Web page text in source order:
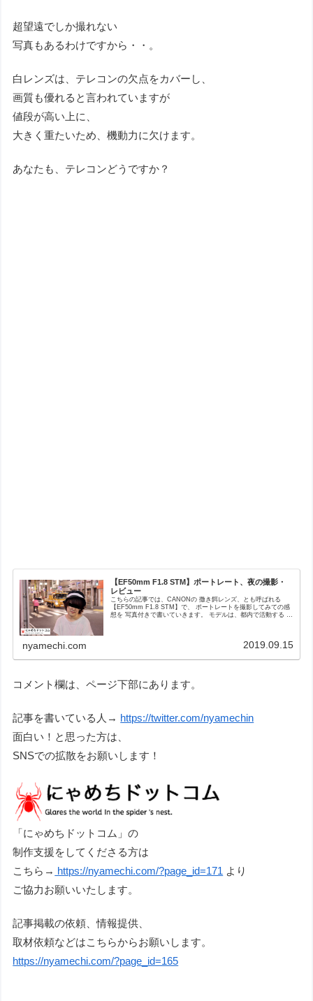
超望遠でしか撮れない
写真もあるわけですから・・。
白レンズは、テレコンの欠点をカバーし、
画質も優れると言われていますが
値段が高い上に、
大きく重たいため、機動力に欠けます。
あなたも、テレコンどうですか？
【EF50mm F1.8 STM】ポートレート、夜の撮影・
レビュー
こちらの記事では、CANONの 撒き餌レンズ、とも呼ばれる
【EF50mm F1.8 STM】で、 ポートレートを撮影してみての感
想を 写真付きで書いていきます。 モデルは、都内で活動する シ
nyamechi.com 2019.09.15
コメント欄は、ページ下部にあります。
記事を書いている人→ https://twitter.com/nyamechin
面白い！と思った方は、
SNSでの拡散をお願いします！
「にゃめちドットコム」の
制作支援をしてくださる方は
こちら→ https://nyamechi.com/?page_id=171 より
ご協力お願いいたします。
記事掲載の依頼、情報提供、
取材依頼などはこちらからお願いします。
https://nyamechi.com/?page_id=165